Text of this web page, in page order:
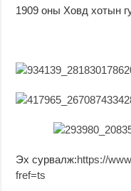
1909 оны Ховд хотын
Эх сурвалж:https://
fref=ts